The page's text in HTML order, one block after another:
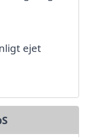
ejet